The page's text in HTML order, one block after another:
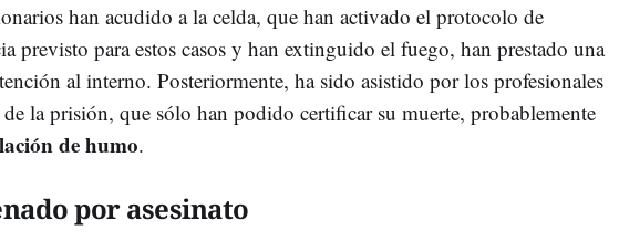
han acudido a la celda, que han activado el protocolo de
previsto para estos casos y han extinguido el fuego, han prestado una
al interno. Posteriormente, ha sido asistido por los profesionales
de la prisión, que sólo han podido certificar su muerte, probablemente
de humo.
por asesinato